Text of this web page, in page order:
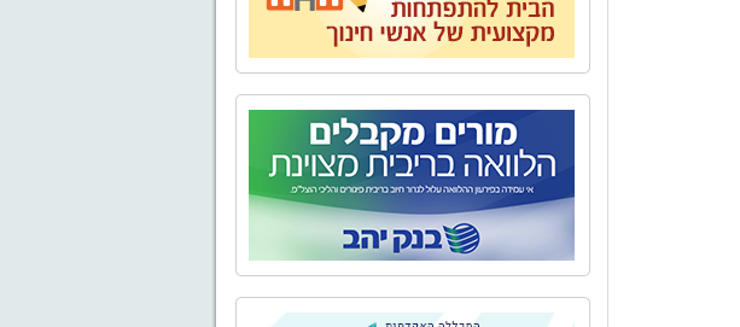
אל הטבע - טיולים, אירועים, ימי גיבוש וסדנאות
לארגונים,סדנאות O.D.T
"אל הטבע" מתמחה בהפקת פעילויות שונות בטבע -
ספר וקבוצות. אנו מקפידים על איכות בשירות ובביצוע
כדי להעניק ללקוחותינו חוויה שתיזכר לאורך זמן.
הצוות של "אל הטבע" בשילוב התפאורה של טבע
ארצנו מבטיח יציאה מהשגרה וחוויה שתיזכר לזמן רב.
בית ביאליק
לאחרונה, נפתח מחדש מוזיאון בית ביאליק, ביתו של
המשורר הלאומי חיים נחמן ביאליק. לאחר עבודת
שיקום ושיחזור יוצאת דופן החושפת ומאירה את רוח
האיש והתקופה, מזמין אתכם בית ביאליק להתוודע
לאחד מבתיה האותנטיים, המרגשים והמלהיבים של
העיר העברית הראשונה, ולעולמו הפרטי והציבורי של
המשורר הלאומי